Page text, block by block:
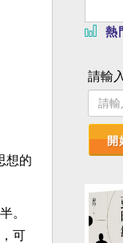
想的
。
可
熱
請輸
開